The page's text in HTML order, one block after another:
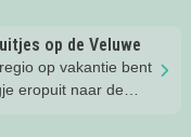
Maar wist je dat
er nog veel te
gebied van
delen onze favoriete
op de Veluwe
op vakantie bent
eropuit naar de